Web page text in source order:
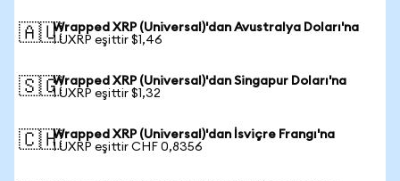
🇦🇺Wrapped XRP (Universal)'dan Avustralya Doları'na
1 UXRP eşittir $1,46
🇸🇬Wrapped XRP (Universal)'dan Singapur Doları'na
1 UXRP eşittir $1,32
🇨🇭Wrapped XRP (Universal)'dan İsviçre Frangı'na
1 UXRP eşittir CHF 0,8356